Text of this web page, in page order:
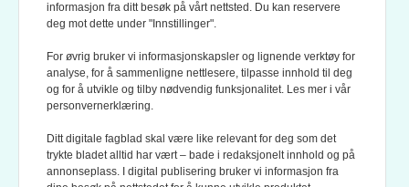
LES OGSÅ:
KONTEKSTS PERSONVERN-POLICY
informasjon fra ditt besøk på vårt nettsted. Du kan reservere
deg mot dette under "Innstillinger".
For øvrig bruker vi informasjonskapsler og lignende verktøy for
analyse, for å sammenligne nettlesere, tilpasse innhold til deg
og for å utvikle og tilby nødvendig funksjonalitet. Les mer i vår
personvernerklæring.
Ditt digitale fagblad skal være like relevant for deg som det
trykte bladet alltid har vært – bade i redaksjonelt innhold og på
annonseplass. I digital publisering bruker vi informasjon fra